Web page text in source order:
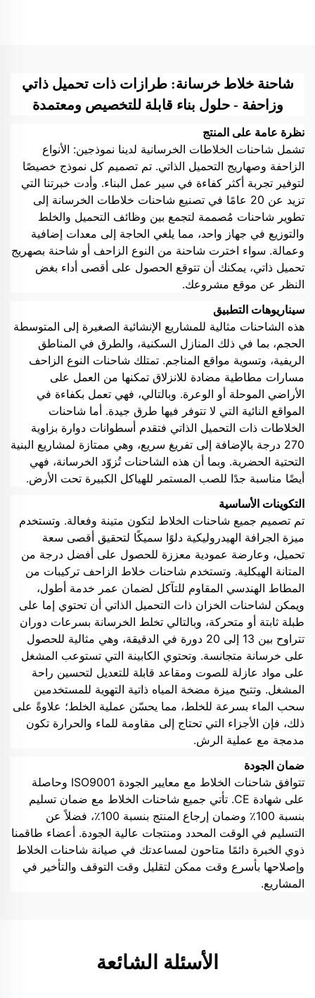
شاحنة خلاط خرسانة: طرازات ذات تحميل ذاتي
وزاحفة - حلول بناء قابلة للتخصيص ومعتمدة
نظرة عامة على المنتج
تشمل شاحنات الخلاطات الخرسانية لدينا نموذجين: الأنواع
الزاحفة وصهاريج التحميل الذاتي. تم تصميم كل نموذج خصيصًا
لتوفير تجربة أكثر كفاءة في سير عمل البناء. وأدت خبرتنا التي
تزيد عن 20 عامًا في تصنيع شاحنات خلاطات الخرسانة إلى
تطوير شاحنات مُصممة لتجمع بين وظائف التحميل والخلط
والتوزيع في جهاز واحد، مما يلغي الحاجة إلى معدات إضافية
وعمالة. سواء اخترت شاحنة من النوع الزاحف أو شاحنة بصهريج
تحميل ذاتي، يمكنك أن تتوقع الحصول على أقصى أداء بغض
النظر عن موقع مشروعك.
سيناريوهات التطبيق
هذه الشاحنات مثالية للمشاريع الإنشائية الصغيرة إلى المتوسطة
الحجم، بما في ذلك المنازل السكنية، والطرق في المناطق
الريفية، وتسوية مواقع المناجم. تمتلك شاحنات النوع الزاحف
مسارات مطاطية مضادة للانزلاق تمكنها من العمل على
الأراضي الموحلة أو الوعرة. وبالتالي، فهي تعمل بكفاءة في
المواقع النائية التي لا تتوفر فيها طرق جيدة. أما شاحنات
الخلاطات ذات التحميل الذاتي فتقدم أسطوانات دوارة بزاوية
270 درجة بالإضافة إلى تفريغ سريع، وهي ممتازة لمشاريع البنية
التحتية الحضرية. وبما أن هذه الشاحنات تُزوّد الخرسانة، فهي
أيضًا مناسبة جدًا للصب المستمر للهياكل الكبيرة تحت الأرض.
التكوينات الأساسية
تم تصميم جميع شاحنات الخلاط لتكون متينة وفعالة. وتستخدم
ميزة الجرافة الهيدروليكية دلوًا سميكًا لتحقيق أقصى سعة
تحميل، وعارضة عمودية معززة للحصول على أفضل درجة من
المتانة الهيكلية. وتستخدم شاحنات خلاط الزاحف تركيبات من
المطاط الهندسي المقاوم للتآكل لضمان عمر خدمة أطول،
ويمكن لشاحنات الخزان ذات التحميل الذاتي أن تحتوي إما على
طبلة ثابتة أو متحركة، وبالتالي تخلط الخرسانة بسرعات دوران
تتراوح بين 13 إلى 20 دورة في الدقيقة، وهي مثالية للحصول
على خرسانة متجانسة. وتحتوي الكابينة التي تستوعب المشغل
على مواد عازلة للصوت ومقاعد قابلة للتعديل لتحسين راحة
المشغل. وتتيح ميزة مضخة المياه ذاتية التهوية للمستخدمين
سحب الماء بسرعة للخلط، مما يحسّن عملية الخلط؛ علاوةً على
ذلك، فإن الأجزاء التي تحتاج إلى مقاومة للماء والحرارة تكون
مدمجة مع عملية الرش.
ضمان الجودة
تتوافق شاحنات الخلاط مع معايير الجودة ISO9001 وحاصلة
على شهادة CE. تأتي جميع شاحنات الخلاط مع ضمان تسليم
بنسبة 100٪ وضمان إرجاع المنتج بنسبة 100٪، فضلاً عن
التسليم في الوقت المحدد ومنتجات عالية الجودة. أعضاء طاقمنا
ذوي الخبرة دائمًا متاحون لمساعدتك في صيانة شاحنات الخلاط
وإصلاحها بأسرع وقت ممكن لتقليل وقت التوقف والتأخير في
المشاريع.
الأسئلة الشائعة